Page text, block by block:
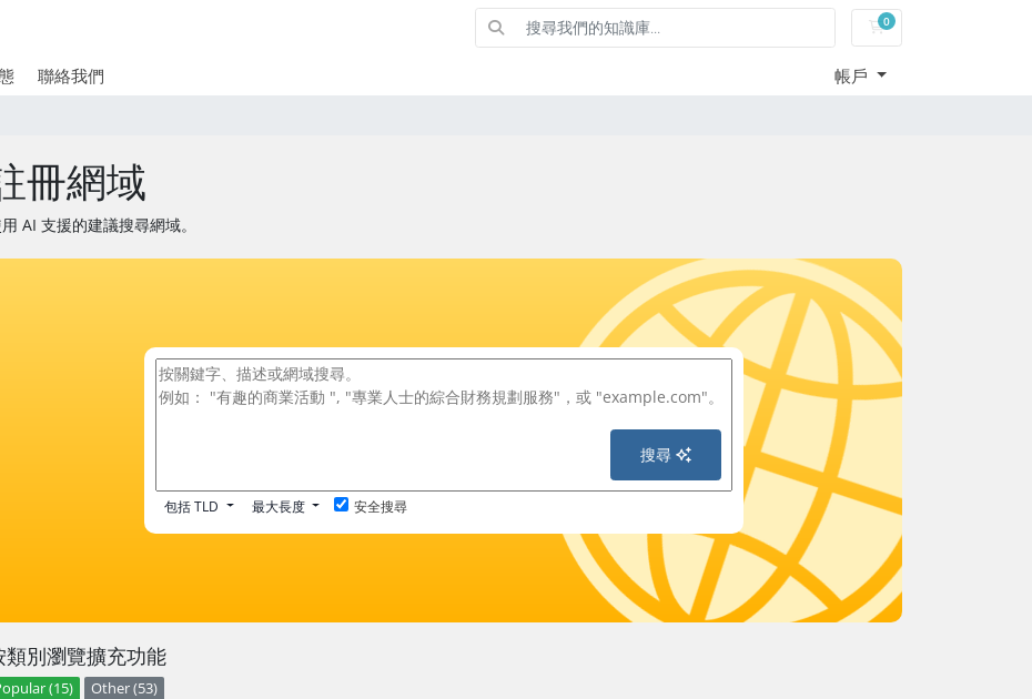
0購物車
聯絡我們 帳戶
冊網域
AI 支援的建議搜尋網域。
搜尋
包括 TLD 最大長度 安全搜尋
類別瀏覽擴充功能
(15) Other (53)